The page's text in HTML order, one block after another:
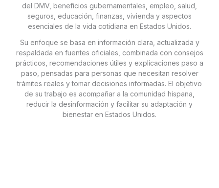
del DMV, beneficios gubernamentales, empleo, salud,
seguros, educación, finanzas, vivienda y aspectos
esenciales de la vida cotidiana en Estados Unidos.
Su enfoque se basa en información clara, actualizada y
respaldada en fuentes oficiales, combinada con consejos
prácticos, recomendaciones útiles y explicaciones paso a
paso, pensadas para personas que necesitan resolver
trámites reales y tomar decisiones informadas. El objetivo
de su trabajo es acompañar a la comunidad hispana,
reducir la desinformación y facilitar su adaptación y
bienestar en Estados Unidos.